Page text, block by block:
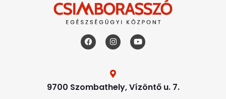
9700 Szombathely, Vízöntő u. 7.